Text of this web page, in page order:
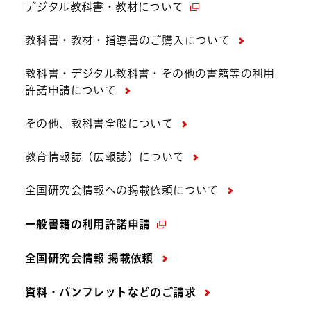
デジタル教科書・教材について
教科書・教材・指導書のご購入について
教科書・デジタル教科書・その他の書籍等の利用
許諾申請について
その他、教科書全般について
教育情報誌（広報誌）について
全国研究会情報への掲載依頼について
一般書籍の利用許諾申請
全国研究会情報 掲載依頼
資料・パンフレットなどの ご請求